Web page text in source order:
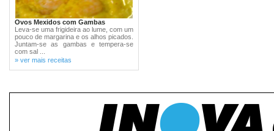
Ovos Mexidos com Gambas
Leva-se uma frigideira ao lume, com um
pouco de margarina e os alhos picados.
Juntam-se as gambas e tempera-se
com sal ...
» ver mais receitas